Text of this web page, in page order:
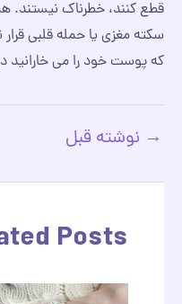
قطع کنند، خطرناک نیستند.
سکته مغزی یا حمله قلبی قرار
که پوست خود را می خارانید
پیمایش
→ نوشته قبل
Posts